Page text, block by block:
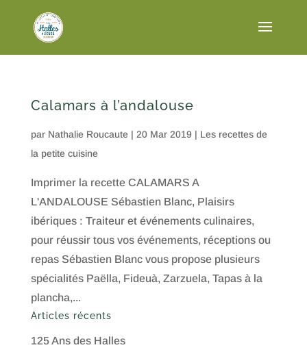
Calamars à l’andalouse
par Nathalie Roucaute | 20 Mar 2019 | Les recettes de
la petite cuisine
Imprimer la recette CALAMARS A
L'ANDALOUSE Sébastien Blanc, Plaisirs
ibériques : Traiteur et événements culinaires,
pour réussir tous vos événements, réceptions ou
repas Sébastien Blanc vous propose plusieurs
spécialités Paëlla, Fideuà, Zarzuela, Tapas à la
plancha,...
Articles récents
125 Ans des Halles